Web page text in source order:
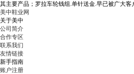
其主要产品；罗拉车轮钱组.单针送金.早已被广大
美中鞋业网
关于美中
公司简介
合作专区
联系我们
友情链接
新手指南
账户注册